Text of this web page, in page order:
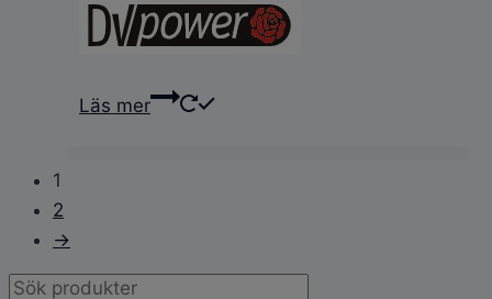
Läs mer
1
2
→
Products